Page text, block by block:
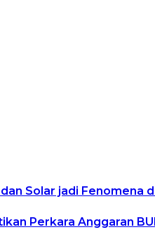
Solar jadi Fenomena
Perkara Anggaran